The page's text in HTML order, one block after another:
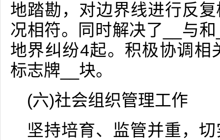
地踏勘，对边界线进行反
况相符。同时解决了__与
地界纠纷4起。积极协调相
标志牌__块。
(六)社会组织管理工作
坚持培育、监管并重，